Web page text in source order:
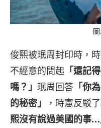
俊熙被珉周封印時，
不經意的問起 「還記
嗎？」 珉周回答 「你
的秘密」
，時憲反駁
熙沒有說過美國的事…